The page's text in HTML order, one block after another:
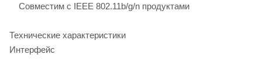
Совместим с IEEE 802.11b/g/n продуктами
Технические характеристики
Интерфейс